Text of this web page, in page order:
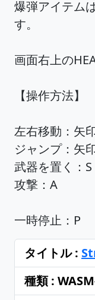
爆弾アイテム
す。
画面右上の
【操作方法】
左右移動：矢
ジャンプ：矢
武器を置く：S
攻撃：A
一時停止：P
タイトル :
種類 :